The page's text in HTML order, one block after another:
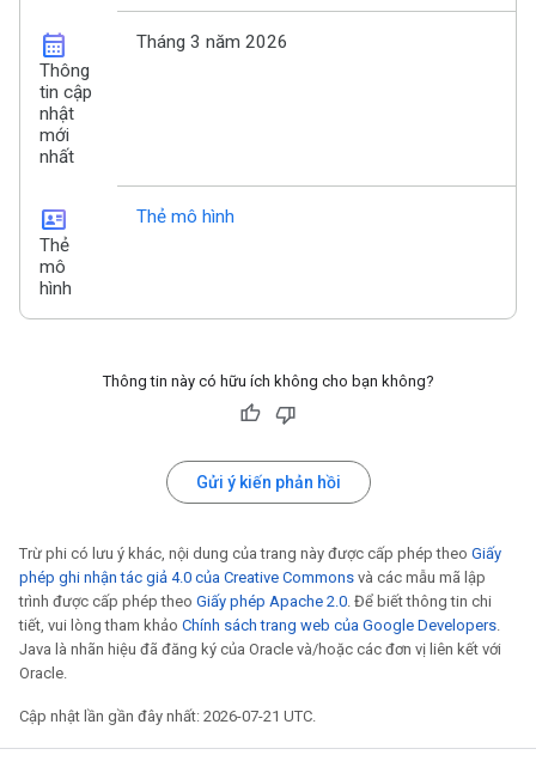
calendar_month
Thông
tin cập
nhật
mới
nhất
Tháng 3 năm 2026
id_card
Thẻ
mô
hình
Thẻ mô hình
Thông tin này có hữu ích không cho bạn không?
Gửi ý kiến phản hồi
Trừ phi có lưu ý khác, nội dung của trang này được cấp phép theo Giấy
phép ghi nhận tác giả 4.0 của Creative Commons và các mẫu mã lập
trình được cấp phép theo Giấy phép Apache 2.0 . Để biết thông tin chi
tiết, vui lòng tham khảo Chính sách trang web của Google Developers
Java là nhãn hiệu đã đăng ký của Oracle và/hoặc các đơn vị liên kết với
Oracle.
Cập nhật lần gần đây nhất: 2026-07-21 UTC.